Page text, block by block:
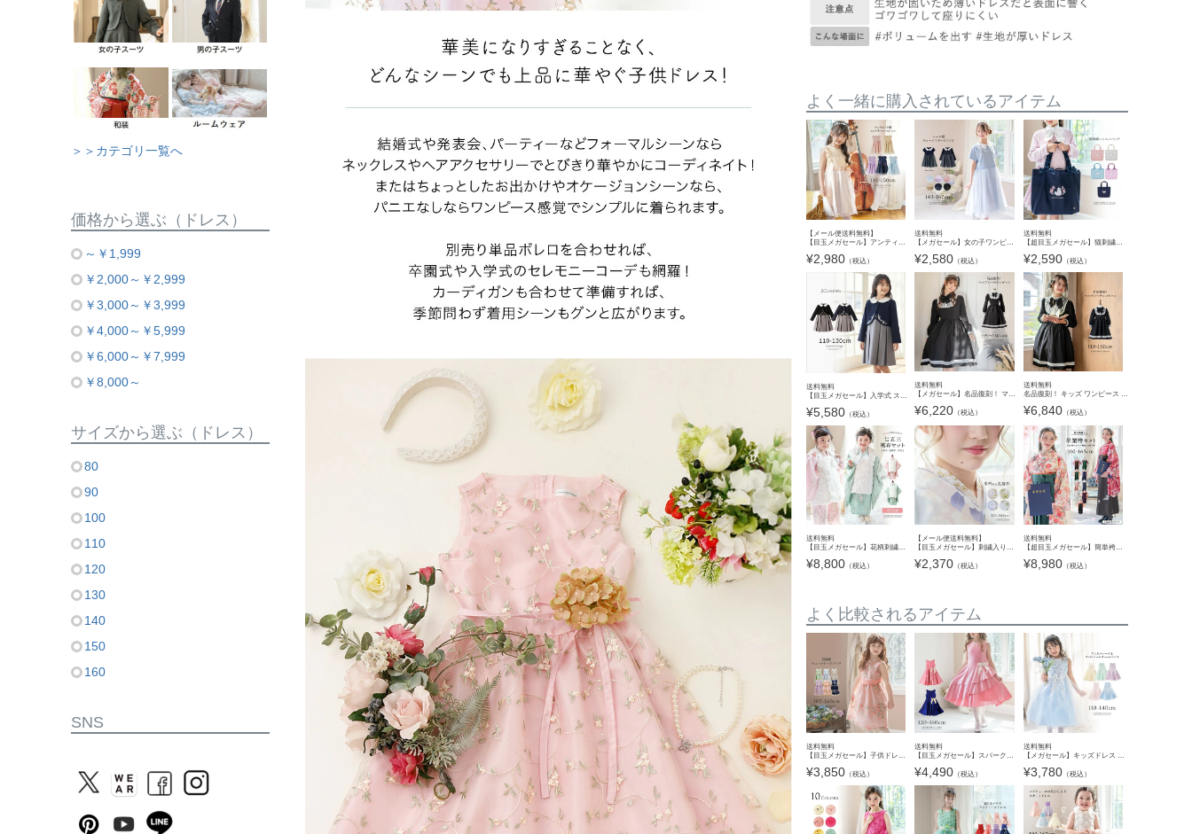
＞＞カテゴリ一覧へ
価格から選ぶ（ドレス）
～￥1,999
￥2,000～￥2,999
￥3,000～￥3,999
￥4,000～￥5,999
￥6,000～￥7,999
￥8,000～
サイズから選ぶ（ドレス）
80
90
100
110
120
130
140
150
160
SNS
よく一緒に購入されているアイテム
【メール便送料無料】
【目玉メガセール】アンティークカラーレース＆チュールドレスYUP12 《メール便優先商品》
¥2,980（税込）
送料無料
【メガセール】女の子ワンピース レース襟 チュールスカート フォーマル きちんとワンピース キッズ ジュニア カジュアル 結婚式 ピアノ発表会 お呼ばれ キャサリンコテージ TAK
¥2,580 （税込）
送料無料
【超目玉メガセール】猫刺繍レッスンバッグ 女の子 おしゃれ フリルハンドル リボン 幼稚園 保育園 小学生 入園準備 入学式直前最終 手提げ 絵本バッグ マチ付き 刺繍入り かばん バッグ キャサリンコテ
¥2,590（税込）
送料無料
【目玉メガセール】入学式 スカラップレース襟オリジナル刺繍のボレロセットアップ 白襟ボレロ＋プリーツジャンパースカート フォーマル 女子スーツ ２点セット TAK
¥5,580（税込）
送料無料
【メガセール】名品復刻！ マルグレーテ ワンピース レディース ジュニア 黒 きちんとワンピース M L クラシカル ロリータ アリスコレクション ハロウィン TAK キャサリンコテージ
¥6,220 （税込）
送料無料
名品復刻！ キッズ ワンピース マルグレーテ 黒 長袖 きちんとワンピース 女の子 上品フォーマルワンピース アリスコレクション TAK キャサリンコテージ
¥6,840（税込）
送料無料
【目玉メガセール】花柄刺繍チュールレース着物とバラ生地被布セット 3才 女の子 七五三 753 TAK キャサリンコテージ
¥8,800（税込）
【メール便送料無料】
【目玉メガセール】刺繍入り半衿付き肌襦袢 半襦袢 キッズ ジュニア 着付け用品 うそつき襦袢 子供用 襦袢 和装 着物 浴衣 七五三 袴 キャサリンコテージ YUP12《メール便優先商品》
¥2,370 （税込）
送料無料
【超目玉メガセール】簡単袴セット 京都絵師描き下ろし新柄 2025年3月卒業 着付け かんたん袴 袴セット 小学校 卒業式 卒園式 女の子 袴 保育園 年長袴 簡単着付け 刺繍入り 和装 着物 七五三 [
¥8,980（税込）
よく比較されるアイテム
送料無料
【目玉メガセール】子供ドレス 花刺繍チュールレースドレス・プティ 発表会衣装 キッズドレス キャサリンコテージ TAK
¥3,850（税込）
送料無料
【目玉メガセール】スパークリングサテンキッズドレス リボンブローチ付きTAK
¥4,490 （税込）
送料無料
【メガセール】キッズドレス ケミカルレース スパンコールチュールドレス フォーマル ドレス TAK キャサリンコテージ
¥3,780（税込）